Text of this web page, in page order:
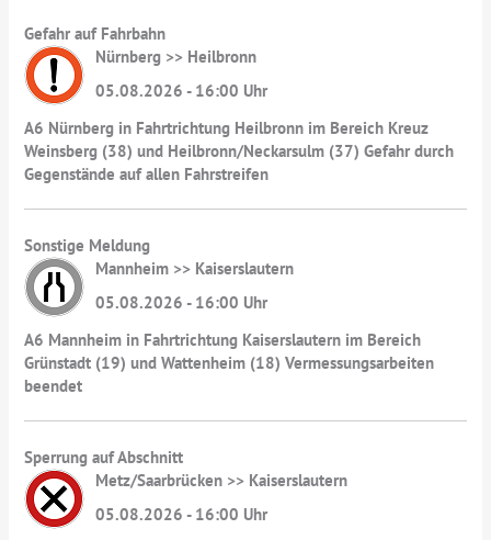
Gefahr auf Fahrbahn
Nürnberg >> Heilbronn
05.08.2026 - 16:00 Uhr
A6 Nürnberg in Fahrtrichtung Heilbronn im Bereich Kreuz
Weinsberg (38) und Heilbronn/Neckarsulm (37) Gefahr durch
Gegenstände auf allen Fahrstreifen
Sonstige Meldung
Mannheim >> Kaiserslautern
05.08.2026 - 16:00 Uhr
A6 Mannheim in Fahrtrichtung Kaiserslautern im Bereich
Grünstadt (19) und Wattenheim (18) Vermessungsarbeiten
beendet
Sperrung auf Abschnitt
Metz/Saarbrücken >> Kaiserslautern
05.08.2026 - 16:00 Uhr